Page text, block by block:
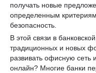
получать новые
определенным
безопасность.
В этой связи в
традиционных и новых
развивать офисную сеть
онлайн? Многие банки